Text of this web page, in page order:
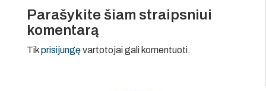
Parašykite šiam straipsniui
komentarą
Tikprisijungęvartotojai gali komentuoti.